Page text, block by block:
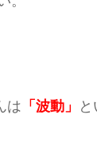
は 「波動」